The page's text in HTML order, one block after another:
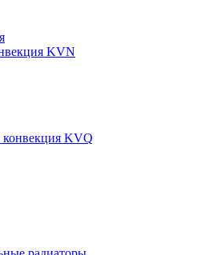
KVN
конвекция KVQ